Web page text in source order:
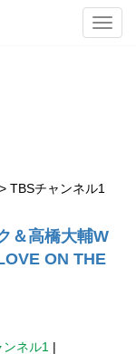
> TBSチャンネル1
＆高橋大輔W
ON THE
ネル1 |